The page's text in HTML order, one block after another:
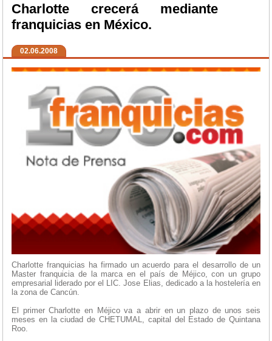
Charlotte crecerá mediante
franquicias en México.
02.06.2008
Charlotte franquicias ha firmado un acuerdo para el desarrollo de un
Master franquicia de la marca en el país de Méjico, con un grupo
empresarial liderado por el LIC. Jose Elias, dedicado a la hostelería en
la zona de Cancún.
El primer Charlotte en Méjico va a abrir en un plazo de unos seis
meses en la ciudad de CHETUMAL, capital del Estado de Quintana
Roo.